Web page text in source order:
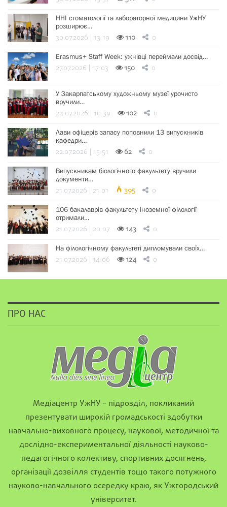
ННІ стоматології та лабораторної медицини УжНУ
розширює…
30.07.2026 | 13:19 110 0
Erasmus+ Staff Week: ужнівці переймали досвід…
27.07.2026 | 17:03 150 0
У Закарпатському художньому музеї урочисто
вручили…
24.07.2026 | 10:39 102 0
Лави офіцерів запасу поповнили 13 випускників
кафедри…
22.07.2026 | 15:51 62 0
Випускникам біологічного факультету вручили
документи…
21.07.2026 | 21:01 395 0
106 бакалаврів факультету іноземної філології
отримали…
21.07.2026 | 20:07 143 0
На філологічному факультеті дипломували своїх…
21.07.2026 | 14:06 124 0
ПРО НАС
Медіацентр УжНУ – підрозділ, покликаний
презентувати широкій громадськості здобутки
навчально-виховного процесу, наукової, методичної та
дослідно-експериментальної діяльності науково-
педагогічного колективу, спортивних досягнень,
організації дозвілля студентів тощо такого потужного
науково-навчального осередку краю, як Ужгородський
університет.